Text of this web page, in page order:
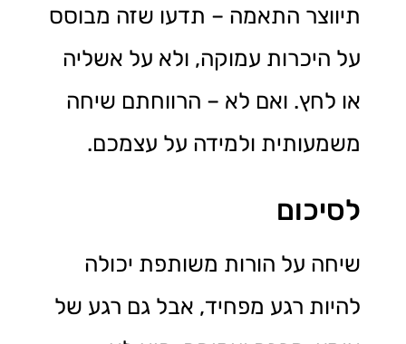
תיווצר התאמה – תדעו שזה מבוסס
על היכרות עמוקה, ולא על אשליה
או לחץ. ואם לא – הרווחתם שיחה
משמעותית ולמידה על עצמכם.
לסיכום
שיחה על הורות משותפת יכולה
להיות רגע מפחיד, אבל גם רגע של